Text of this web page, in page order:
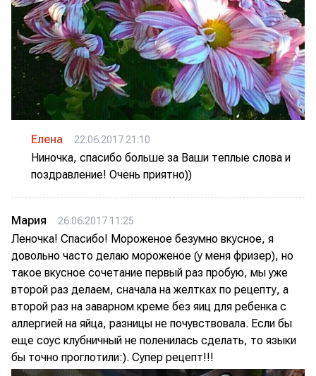
Елена 22.06.2017 21:10
Ниночка, спасибо больше за Ваши теплые слова и
поздравление! Очень приятно))
Мария 26.06.2017 11:25
Леночка! Спасибо! Мороженое безумно вкусное, я
довольно часто делаю мороженое (у меня фризер), но
такое вкусное сочетание первый раз пробую, мы уже
второй раз делаем, сначала на желтках по рецепту, а
второй раз на заварном креме без яиц для ребенка с
аллергией на яйца, разницы не почувствовала. Если бы
еще соус клубничный не поленилась сделать, то языки
бы точно проглотили:). Супер рецепт!!!